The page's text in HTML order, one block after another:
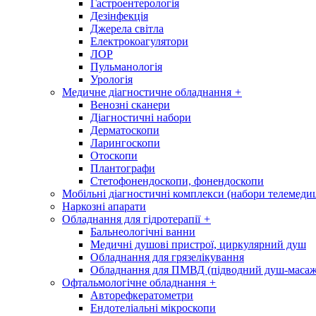
Гастроентерологія
Дезінфекція
Джерела світла
Електрокоагулятори
ЛОР
Пульманологія
Урологія
Медичне діагностичне обладнання +
Венозні сканери
Діагностичні набори
Дерматоскопи
Ларингоскопи
Отоскопи
Плантографи
Стетофонендоскопи, фонендоскопи
Мобільні діагностичні комплекси (набори
Наркозні апарати
Обладнання для гідротерапії +
Бальнеологічні ванни
Медичні душові пристрої, циркулярний душ
Обладнання для грязелікування
Обладнання для ПМВД (підводний душ-
Офтальмологічне обладнання +
Авторефкератометри
Ендотеліальні мікроскопи